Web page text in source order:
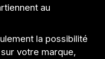
au
la possibilité
votre marque,